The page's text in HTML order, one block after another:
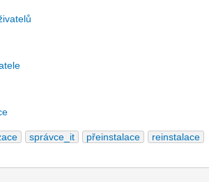
správce_it přeinstalace reinstalace